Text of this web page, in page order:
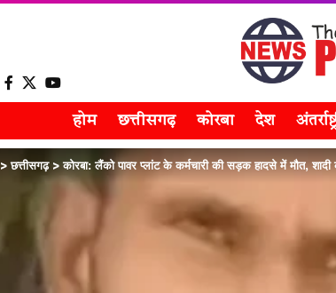
होम छत्तीसगढ़ कोरबा देश
>छत्तीसगढ़>कोरबा: लैंको पावर प्लांट के कर्मचारी की सड़क हादसे में मौत,